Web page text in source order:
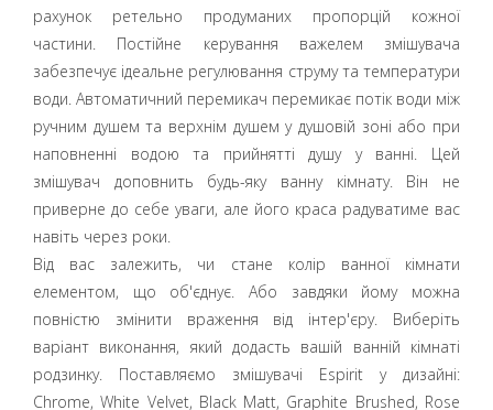
рахунок ретельно продуманих пропорцій кожної
частини. Постійне керування важелем змішувача
забезпечує ідеальне регулювання струму та температури
води. Автоматичний перемикач перемикає потік води між
ручним душем та верхнім душем у душовій зоні або при
наповненні водою та прийнятті душу у ванні. Цей
змішувач доповнить будь-яку ванну кімнату. Він не
приверне до себе уваги, але його краса радуватиме вас
навіть через роки.
Від вас залежить, чи стане колір ванної кімнати
елементом, що об'єднує. Або завдяки йому можна
повністю змінити враження від інтер'єру. Виберіть
варіант виконання, який додасть вашій ванній кімнаті
родзинку. Поставляємо змішувачі Espirit у дизайні:
Chrome, White Velvet, Black Matt, Graphite Brushed, Rose